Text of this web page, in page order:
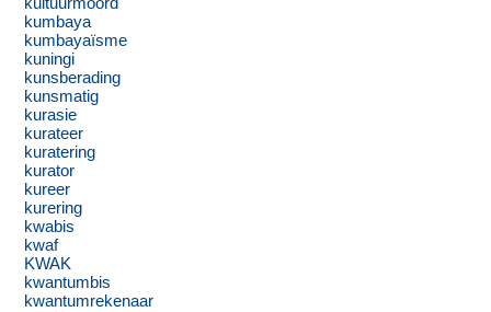
kultuurmoord
kumbaya
kumbayaïsme
kuningi
kunsberading
kunsmatig
kurasie
kurateer
kuratering
kurator
kureer
kurering
kwabis
kwaf
KWAK
kwantumbis
kwantumrekenaar